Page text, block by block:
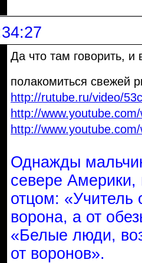
Да что там говорить,
полакомиться свежей
http://rutube.ru/video/
http://
http://
Однажды
севере
отцом: «Учитель
ворона, а от
«Белые люди,
от воронов».